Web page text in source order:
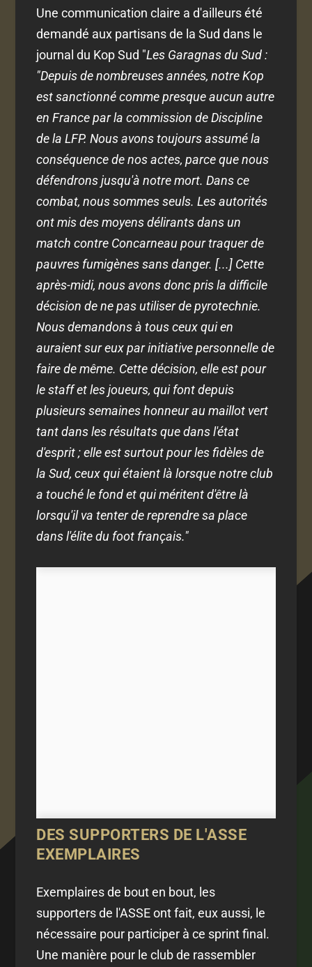
Une communication claire a d'ailleurs été
demandé aux partisans de la Sud dans le
journal du Kop Sud "Les Garagnas du Sud :
"Depuis de nombreuses années, notre Kop
est sanctionné comme presque aucun autre
en France par la commission de Discipline
de la LFP. Nous avons toujours assumé la
conséquence de nos actes, parce que nous
défendrons jusqu'à notre mort. Dans ce
combat, nous sommes seuls. Les autorités
ont mis des moyens délirants dans un
match contre Concarneau pour traquer de
pauvres fumigènes sans danger. [...] Cette
après-midi, nous avons donc pris la difficile
décision de ne pas utiliser de pyrotechnie.
Nous demandons à tous ceux qui en
auraient sur eux par initiative personnelle de
faire de même. Cette décision, elle est pour
le staff et les joueurs, qui font depuis
plusieurs semaines honneur au maillot vert
tant dans les résultats que dans l'état
d'esprit ; elle est surtout pour les fidèles de
la Sud, ceux qui étaient là lorsque notre club
a touché le fond et qui méritent d'être là
lorsqu'il va tenter de reprendre sa place
dans l'élite du foot français."
DES SUPPORTERS DE L'ASSE
EXEMPLAIRES
Exemplaires de bout en bout, les
supporters de l'ASSE ont fait, eux aussi, le
nécessaire pour participer à ce sprint final.
Une manière pour le club de rassembler